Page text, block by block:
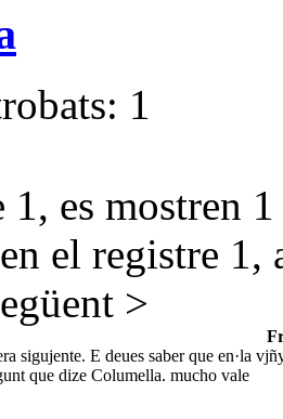
1
1, es mostren
el registre 1,
>
sigujente. E deues saber que en·la
que dize Columella. mucho vale